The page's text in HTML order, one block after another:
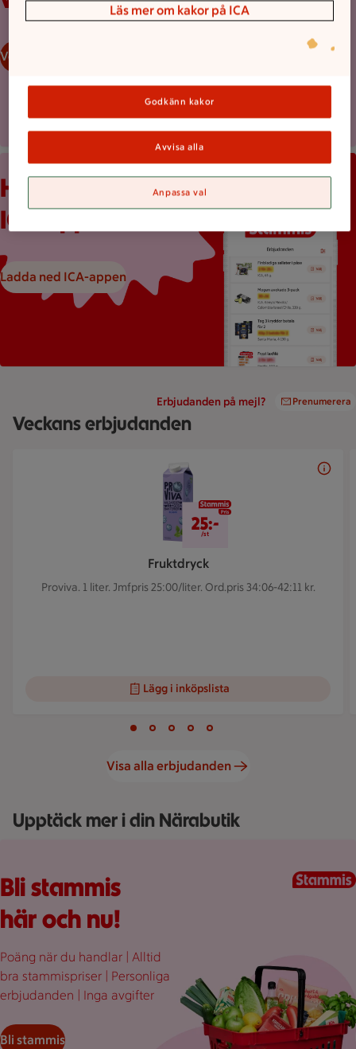
Veckans reklamblad
Mobilskärm visar appen Stam­mis med en lista över
Håll koll med
ICA-appen
Ladda ned ICA-appen
Erbjudanden på mejl? Prenumerera
Veckans erbjudanden
Bildspel med 5 bilder.
Fruktdryck
Proviva. 1 liter. Jmfpris 25:00/liter. Ord.pris 34:06-42:11 kr.
25 kr/st
25:-
/st
Lägg i inköpslista
Bild 1 av 5
Bild 2 av 5
Bild 3 av 5Bild 4 av 5
Visa alla erbjudanden
Upptäck mer i din Närabutik
Bli stammis
här och nu!
Poäng när du handlar | Alltid
bra stammispriser | Personliga
erbjudanden | Inga avgifter
Bli stammis
Läs mer om kakor på ICA
Godkänn kakor
Avvisa alla
Anpassa val